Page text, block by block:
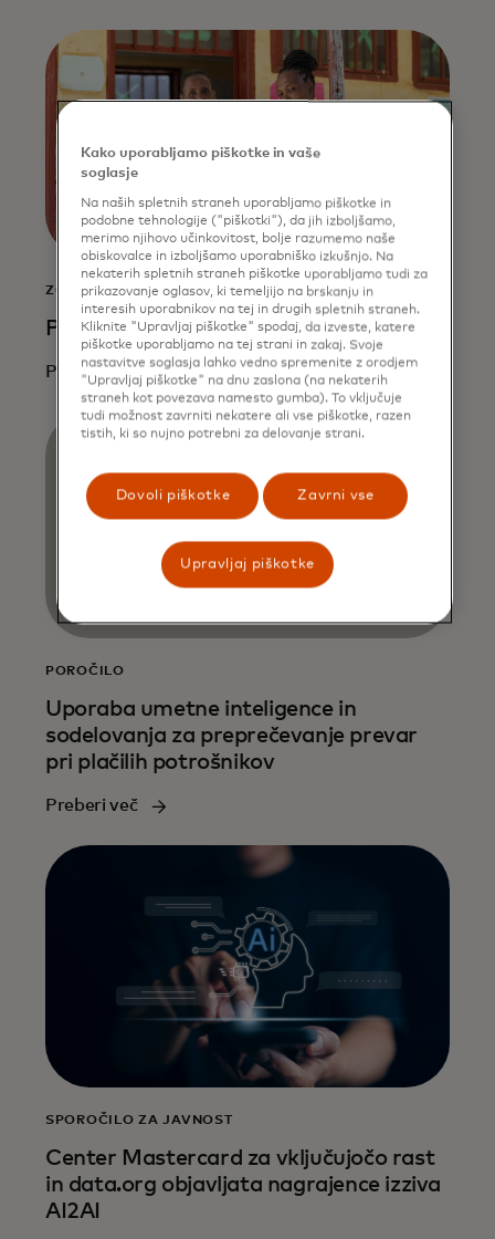
ZGODBA
Preberi več
Preberi več
POROČILO
Uporaba umetne inteligence in
sodelovanja za preprečevanje prevar
pri plačilih potrošnikov
Preberi več
SPOROČILO ZA JAVNOST
Center Mastercard za vključujočo rast
in data.org objavljata nagrajence izziva
AI2AI
Kako uporabljamo piškotke in vaše
soglasje
Na naših spletnih straneh uporabljamo piškotke in
podobne tehnologije ("piškotki"), da jih izboljšamo,
merimo njihovo učinkovitost, bolje razumemo naše
obiskovalce in izboljšamo uporabniško izkušnjo. Na
nekaterih spletnih straneh piškotke uporabljamo tudi za
prikazovanje oglasov, ki temeljijo na brskanju in
interesih uporabnikov na tej in drugih spletnih straneh.
Kliknite "Upravljaj piškotke" spodaj, da izveste, katere
piškotke uporabljamo na tej strani in zakaj. Svoje
nastavitve soglasja lahko vedno spremenite z orodjem
"Upravljaj piškotke" na dnu zaslona (na nekaterih
straneh kot povezava namesto gumba). To vključuje
tudi možnost zavrniti nekatere ali vse piškotke, razen
tistih, ki so nujno potrebni za delovanje strani.
Dovoli piškotke Zavrni vse
Upravljaj piškotke